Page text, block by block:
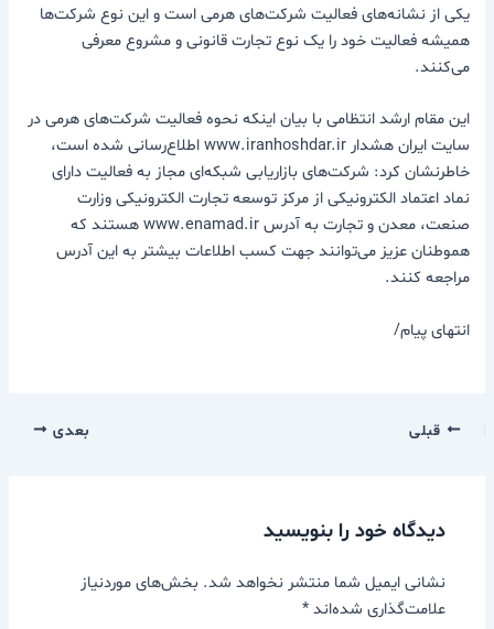
یکی از نشانه‌های فعالیت شرکت‌های هرمی است و این نوع شرکت‌ها
همیشه فعالیت خود را یک نوع تجارت قانونی و مشروع معرفی
می‌کنند.
این مقام ارشد انتظامی با بیان اینکه نحوه فعالیت شرکت‌های هرمی در
سایت ایران هشدار www.iranhoshdar.ir اطلاع‌رسانی شده است،
خاطرنشان کرد: شرکت‌های بازاریابی شبکه‌ای مجاز به فعالیت دارای
نماد اعتماد الکترونیکی از مرکز توسعه تجارت الکترونیکی وزارت
صنعت، معدن و تجارت به آدرس www.enamad.ir هستند که
هموطنان عزیز می‌توانند جهت کسب اطلاعات بیشتر به این آدرس
مراجعه کنند.
انتهای پیام/
قبلی بعدی
دیدگاه‌ خود را بنویسید
نشانی ایمیل شما منتشر نخواهد شد. بخش‌های موردنیاز
علامت‌گذاری شده‌اند*